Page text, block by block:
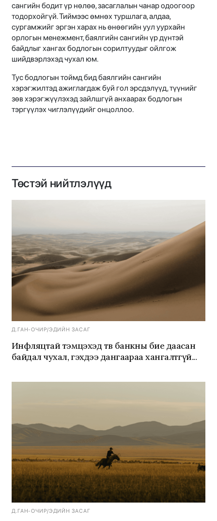
сангийн бодит үр нөлөө, засаглалын чанар одоогоор
тодорхойгүй. Тиймээс өмнөх туршлага, алдаа,
сургамжийг эргэн харах нь өнөөгийн уул уурхайн
орлогын менежмент, баялгийн сангийн үр дүнтэй
байдлыг хангах бодлогын сорилтуудыг ойлгож
шийдвэрлэхэд чухал юм.
Тус бодлогын тоймд бид баялгийн сангийн
хэрэгжилтэд ажиглагдаж буй гол эрсдэлүүд, түүнийг
зөв хэрэгжүүлэхэд зайлшгүй анхаарах бодлогын
тэргүүлэх чиглэлүүдийг онцоллоо.
Төстэй нийтлэлүүд
Д.ГАН-ОЧИР/ЭДИЙН ЗАСАГ
Инфляцтай тэмцэхэд төв банкны бие даасан
байдал чухал, гэхдээ дангаараа хангалтгүй...
Д.ГАН-ОЧИР/ЭДИЙН ЗАСАГ